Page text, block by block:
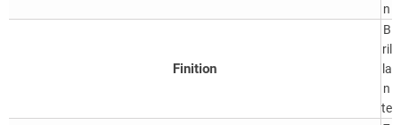
n
Finition
B
ril
la
n
te